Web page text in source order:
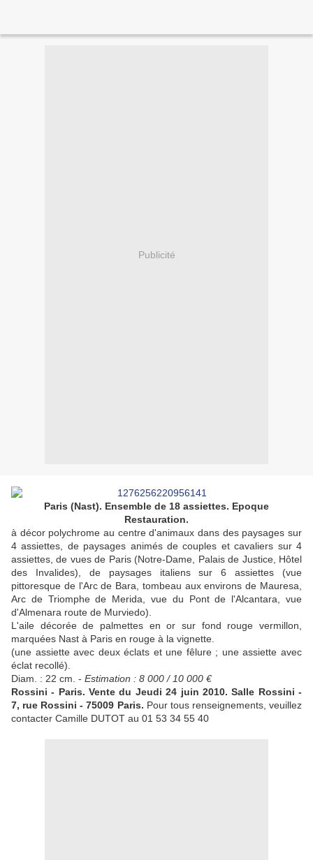
Publicité
Paris (Nast). Ensemble de 18 assiettes. Epoque
Restauration.
à décor polychrome au centre d'animaux dans des paysages sur
4 assiettes, de paysages animés de couples et cavaliers sur 4
assiettes, de vues de Paris (Notre-Dame, Palais de Justice, Hôtel
des Invalides), de paysages italiens sur 6 assiettes (vue
pittoresque de l'Arc de Bara, tombeau aux environs de Mauresa,
Arc de Triomphe de Merida, vue du Pont de l'Alcantara, vue
d'Almenara route de Murviedo).
L'aile décorée de palmettes en or sur fond rouge vermillon,
marquées Nast à Paris en rouge à la vignette.
(une assiette avec deux éclats et une fêlure ; une assiette avec
éclat recollé).
Diam. : 22 cm. - Estimation : 8 000 / 10 000 €
Rossini - Paris. Vente du Jeudi 24 juin 2010. Salle Rossini -
7, rue Rossini - 75009 Paris. Pour tous renseignements, veuillez
contacter Camille DUTOT au 01 53 34 55 40